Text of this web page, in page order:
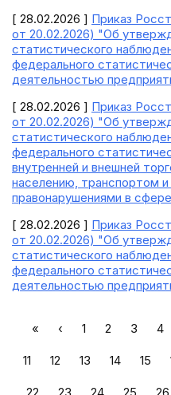
[ 28.02.2026 ] Приказ
от 20.02.2026) "Об
статистического
федерального
деятельностью
[ 28.02.2026 ] Приказ
от 20.02.2026) "Об
статистического
федерального
внутренней и внешней
населению, транспортом
правонарушениями в
[ 28.02.2026 ] Приказ
от 20.02.2026) "Об
статистического
федерального
деятельностью
« ‹ 1 2 3 4
11 12 13 14 15